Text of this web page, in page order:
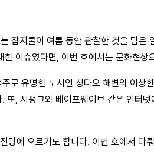
잡지쿨이 여름 동안 관찰한 것을 담은
이슈였다면, 이번 호에서는 문화현상
로 유명한 도시인 칭다오 해변의 이상
. 또, 시펑크와 베이포웨이브 같은 인터
당에 오르기도 합니다. 이번 호에서 다